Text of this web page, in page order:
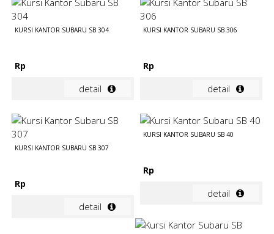
KURSI KANTOR SUBARU SB 304
Rp
detail
KURSI KANTOR SUBARU SB 306
Rp
detail
KURSI KANTOR SUBARU SB 307
Rp
detail
KURSI KANTOR SUBARU SB 40
Rp
detail